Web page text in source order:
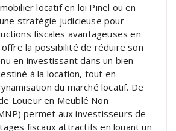
locatif en loi Pinel ou en
stratégie judicieuse pour
fiscales avantageuses en
offre la possibilité de réduire son
en investissant dans un bien
à la location, tout en
du marché locatif. De
Loueur en Meublé Non
permet aux investisseurs de
fiscaux attractifs en louant un